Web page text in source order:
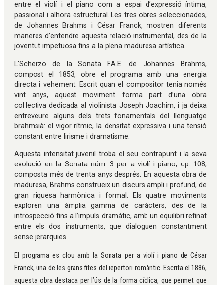
entre el violí i el piano com a espai d’expressió íntima,
passional i alhora estructural. Les tres obres seleccionades,
de Johannes Brahms i César Franck, mostren diferents
maneres d’entendre aquesta relació instrumental, des de la
joventut impetuosa fins a la plena maduresa artística.
L'Scherzo de la Sonata F.A.E. de Johannes Brahms,
compost el 1853, obre el programa amb una energia
directa i vehement. Escrit quan el compositor tenia només
vint anys, aquest moviment forma part d’una obra
col·lectiva dedicada al violinista Joseph Joachim, i ja deixa
entreveure alguns dels trets fonamentals del llenguatge
brahmsià: el vigor rítmic, la densitat expressiva i una tensió
constant entre lirisme i dramatisme.
Aquesta intensitat juvenil troba el seu contrapunt i la seva
evolució en la Sonata núm. 3 per a violí i piano, op. 108,
composta més de trenta anys després. En aquesta obra de
maduresa, Brahms construeix un discurs ampli i profund, de
gran riquesa harmònica i formal. Els quatre moviments
exploren una àmplia gamma de caràcters, des de la
introspecció fins a l’impuls dramàtic, amb un equilibri refinat
entre els dos instruments, que dialoguen constantment
sense jerarquies.
El programa es clou amb la Sonata per a violí i piano de César
Franck, una de les grans fites del repertori romàntic. Escrita el 1886,
aquesta obra destaca per l’ús de la forma cíclica, que permet que